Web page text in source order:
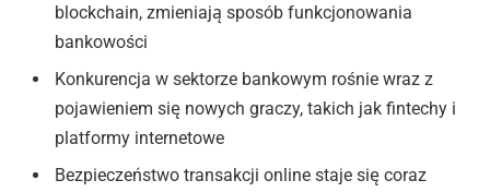
blockchain, zmieniają sposób funkcjonowania
bankowości
Konkurencja w sektorze bankowym rośnie wraz z
pojawieniem się nowych graczy, takich jak fintechy i
platformy internetowe
Bezpieczeństwo transakcji online staje się coraz